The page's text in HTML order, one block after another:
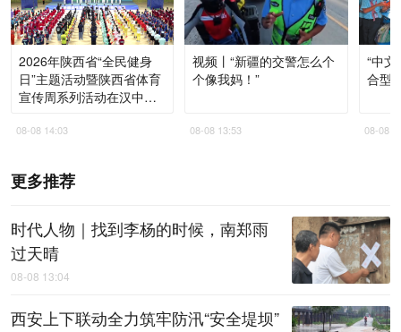
2026年陕西省“全民健身
日”主题活动暨陕西省体育
宣传周系列活动在汉中启
08-08 14:03
视频丨“新疆的交警怎么个
个像我妈！”
08-08 13:53
“中
合型
08-08
更多推荐
时代人物｜找到李杨的时候，南郑雨
过天晴
08-08 13:04
西安上下联动全力筑牢防汛“安全堤坝”